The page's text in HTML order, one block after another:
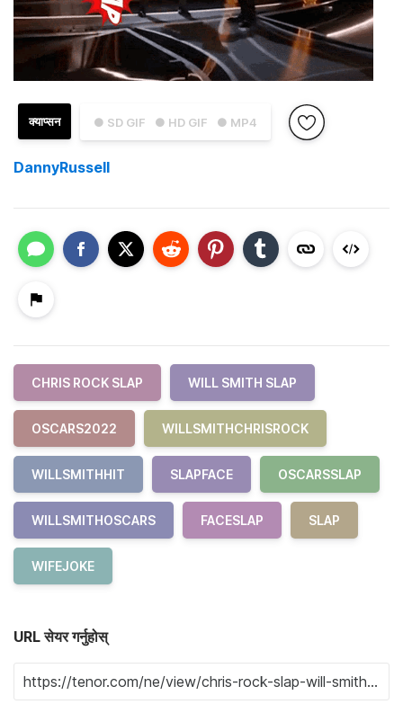
● SD GIF ● HD GIF ● MP4
क्याप्सन
DannyRussell
CHRIS ROCK SLAP WILL SMITH SLAP
OSCARS2022 WILLSMITHCHRISROCK
WILLSMITHHIT SLAPFACE OSCARSSLAP
WILLSMITHOSCARS FACESLAP SLAP
WIFEJOKE
URL सेयर गर्नुहोस्